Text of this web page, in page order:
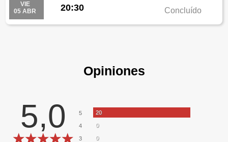
VIE
05 ABR
20:30 Concluído
Opiniones
5,0 5 20
4 0
3 0